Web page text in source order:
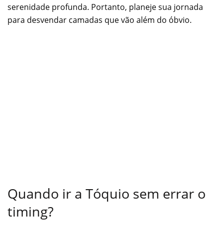
serenidade profunda. Portanto, planeje sua jornada
para desvendar camadas que vão além do óbvio.
Quando ir a Tóquio sem errar o
timing?